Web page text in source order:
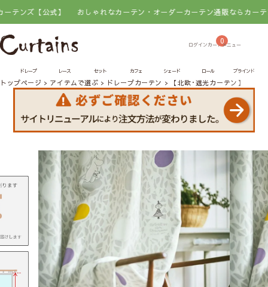
公式】 おしゃれなカーテン・オーダーカーテン通販ならカーテンズ【公
0
ドレープ レース セット カフェ シェード ロール ブラインド
トップページ アイテムで選ぶ ドレープカーテン 【北欧･遮光カーテン】カラ